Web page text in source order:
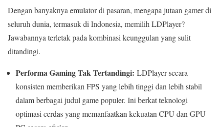
Dengan banyaknya emulator di pasaran, mengapa jutaan gamer di
seluruh dunia, termasuk di Indonesia, memilih LDPlayer?
Jawabannya terletak pada kombinasi keunggulan yang sulit
ditandingi.
Performa Gaming Tak Tertandingi: LDPlayer secara
konsisten memberikan FPS yang lebih tinggi dan lebih stabil
dalam berbagai judul game populer. Ini berkat teknologi
optimasi cerdas yang memanfaatkan kekuatan CPU dan GPU